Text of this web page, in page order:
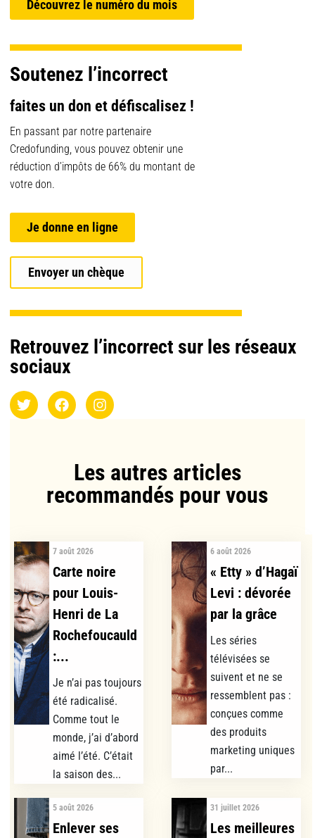
Découvrez le numéro du mois
Soutenez l’incorrect
faites un don et défiscalisez !
En passant par notre partenaire
Credofunding, vous pouvez obtenir une
réduction d’impôts de 66% du montant de
votre don.
Je donne en ligne
Envoyer un chèque
Retrouvez l’incorrect sur les réseaux
sociaux
Les autres articles
recommandés pour vous​
7 août 2026
Carte noire
pour Louis-
Henri de La
Rochefoucauld
:...
Je n’ai pas toujours
été radicalisé.
Comme tout le
monde, j’ai d’abord
aimé l’été. C’était
la saison des...
6 août 2026
« Etty » d’Hagaï
Levi : dévorée
par la grâce
Les séries
télévisées se
suivent et ne se
ressemblent pas :
conçues comme
des produits
marketing uniques
par...
5 août 2026
Enlever ses
31 juillet 2026
Les meilleures